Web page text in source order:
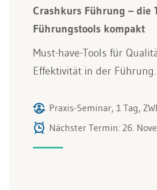
Crashkurs Führung – die
Führungstools kompakt
Must-have-Tools für
Effektivität in der Führung.
Praxis-Seminar, 1 Tag,
Nächster Termin: 26.